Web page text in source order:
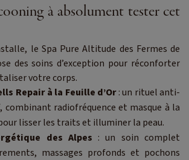
à absolument tester cet
le Spa Pure Altitude des Fermes de
des soins d’exception pour réconforter
votre corps.
Repair à la Feuille d’Or: un rituel anti-
combinant radiofréquence et masque à la
lisser les traits et illuminer la peau.
des Alpes : un soin complet
massages profonds et pochons